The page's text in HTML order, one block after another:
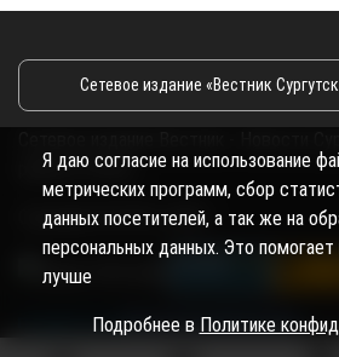
Сетевое издание «Вестник
района и Югры
Copyright © 2018- 2026
Я даю согласие на использование
метрических программ, сбор
данных посетителей, а так же на
персональных данных. Это
лучше
Подробнее в Политике